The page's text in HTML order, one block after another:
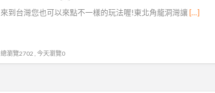
來到台灣您也可以來點不一樣的玩法喔!東北角龍洞灣讓 […]
總瀏覽2702 , 今天瀏覽0